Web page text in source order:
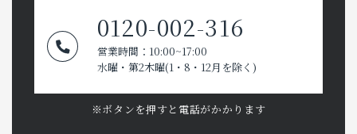
0120-002-316
営業時間：10:00~17:00
水曜・第2木曜(1・8・12月を除く)
※ボタンを押すと電話がかかります